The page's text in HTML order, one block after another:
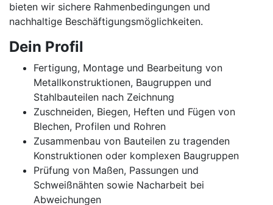
bieten wir sichere Rahmenbedingungen und
nachhaltige Beschäftigungsmöglichkeiten.
Dein Profil
Fertigung, Montage und Bearbeitung von
Metallkonstruktionen, Baugruppen und
Stahlbauteilen nach Zeichnung
Zuschneiden, Biegen, Heften und Fügen von
Blechen, Profilen und Rohren
Zusammenbau von Bauteilen zu tragenden
Konstruktionen oder komplexen Baugruppen
Prüfung von Maßen, Passungen und
Schweißnähten sowie Nacharbeit bei
Abweichungen